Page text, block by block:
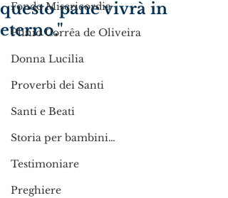
Fondo Misericordia
Plinio Corrêa de Oliveira
Donna Lucilia
Proverbi dei Santi
Santi e Beati
Storia per bambini…
Testimoniare
Preghiere
questo pane vivrà in
eterno."